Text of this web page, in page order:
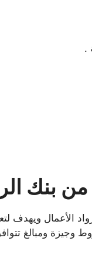
.
من بنك
الأعمال ويهدف
وجيزة ومبالغ